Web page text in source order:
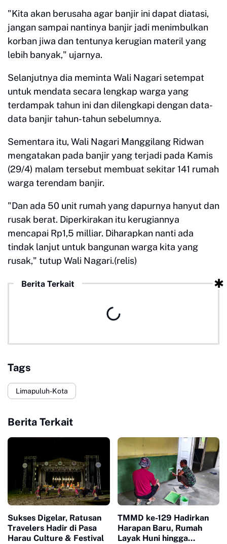
"Kita akan berusaha agar banjir ini dapat diatasi,
jangan sampai nantinya banjir jadi menimbulkan
korban jiwa dan tentunya kerugian materil yang
lebih banyak," ujarnya.
Selanjutnya dia meminta Wali Nagari setempat
untuk mendata secara lengkap warga yang
terdampak tahun ini dan dilengkapi dengan data-
data banjir tahun-tahun sebelumnya.
Sementara itu, Wali Nagari Manggilang Ridwan
mengatakan pada banjir yang terjadi pada Kamis
(29/4) malam tersebut membuat sekitar 141 rumah
warga terendam banjir.
"Dan ada 50 unit rumah yang dapurnya hanyut dan
rusak berat. Diperkirakan itu kerugiannya
mencapai Rp1,5 milliar. Diharapkan nanti ada
tindak lanjut untuk bangunan warga kita yang
rusak," tutup Wali Nagari.(relis)
Berita Terkait
Tags
Limapuluh-Kota
Berita Terkait
Sukses Digelar, Ratusan
Travelers Hadir di Pasa
Harau Culture & Festival
TMMD ke-129 Hadirkan
Harapan Baru, Rumah
Layak Huni hingga